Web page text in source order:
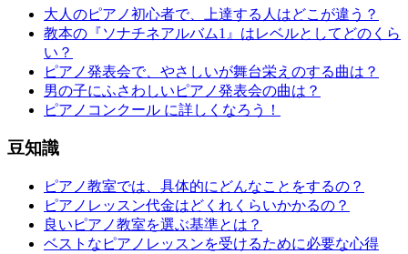
大人のピアノ初心者で、上達する人はどこが違う？
教本の『ソナチネアルバム1』はレベルとしてどのくら
い？
ピアノ発表会で、やさしいが舞台栄えのする曲は？
男の子にふさわしいピアノ発表会の曲は？
ピアノコンクール に詳しくなろう！
豆知識
ピアノ教室では、具体的にどんなことをするの？
ピアノレッスン代金はどくれくらいかかるの？
良いピアノ教室を選ぶ基準とは？
ベストなピアノレッスンを受けるために必要な心得